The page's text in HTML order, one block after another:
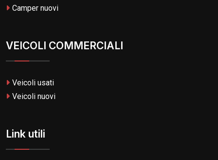
Camper nuovi
VEICOLI COMMERCIALI
Veicoli usati
Veicoli nuovi
Link utili